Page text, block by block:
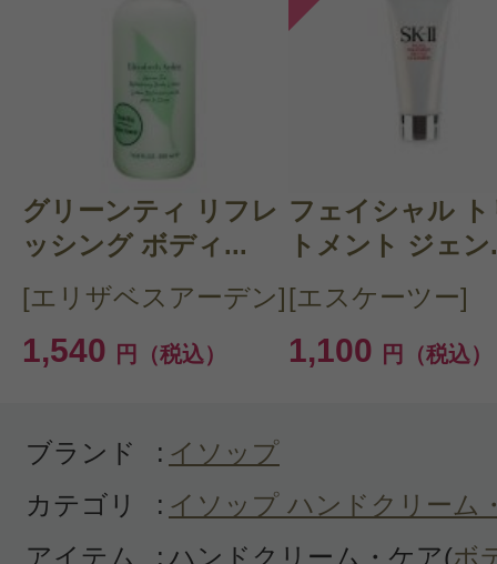
このコスメのレビューを書いて
クチコミを投稿する
CT 会員様は、マイページの「購
らクチコミ投稿すると1 商品に
ントプレゼント！
グリーンティ リフレ
ッシング ボディ...
[エリザベスアーデン]
1,540 円（税込）
フェイシャル ト
トメント ジェ
[エスケーツー]
1,100 円（税込）
ブランド : イソップ
カテゴリ
: イソップ ハンドクリーム
アイテム
: ハンドクリーム・ケア(ボ